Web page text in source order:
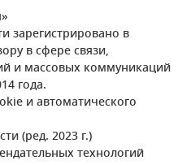
зарегистрировано в
в сфере связи,
и массовых коммуникаций
года.
и автоматического
(ред. 2023 г.)
технологий